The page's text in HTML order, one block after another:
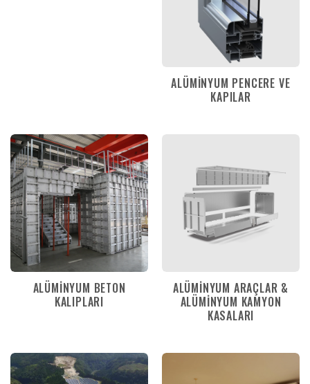
ALÜMINYUM PENCERE VE
KAPILAR
ALÜMINYUM BETON
KALIPLARI
ALÜMINYUM ARAÇLAR &
ALÜMINYUM KAMYON
KASALARI